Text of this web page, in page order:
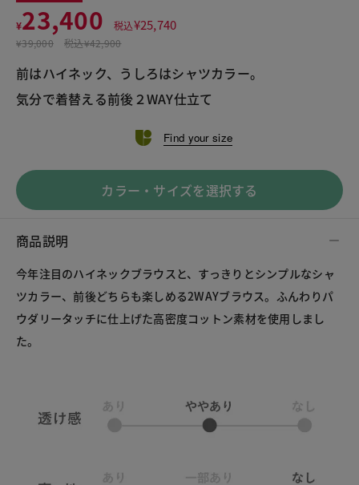
¥23,400 税込¥25,740
¥39,000 税込¥42,900
前はハイネック、うしろはシャツカラー。
気分で着替える前後２WAY仕立て
Find your size
カラー・サイズを選択する
商品説明
今年注目のハイネックブラウスと、すっきりとシンプルなシャ
ツカラー、前後どちらも楽しめる2WAYブラウス。ふんわりパ
ウダリータッチに仕上げた高密度コットン素材を使用しまし
た。
高密度コットン・２WAYブラウス
¥23,400
税込¥25,740
LINE X メール